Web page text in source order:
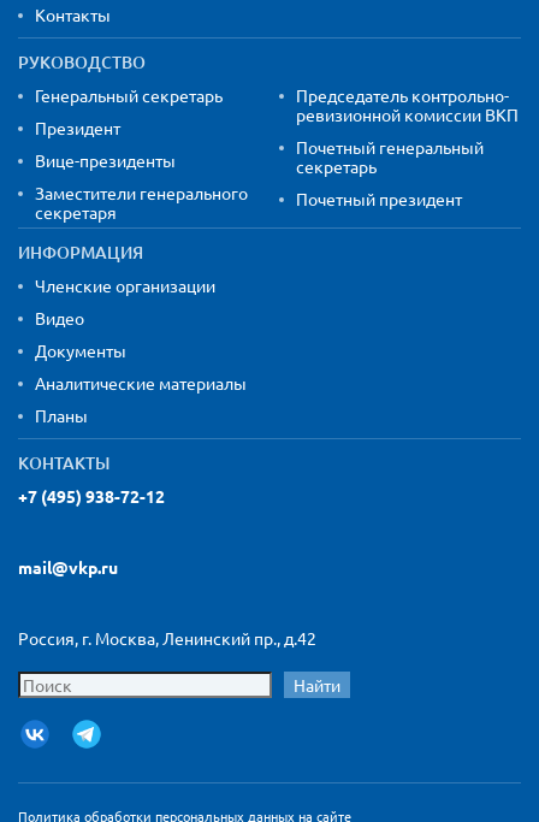
Контакты
РУКОВОДСТВО
Генеральный секретарь
Президент
Вице-президенты
Заместители генерального
секретаря
Председатель контрольно-
ревизионной комиссии ВКП
Почетный генеральный
секретарь
Почетный президент
ИНФОРМАЦИЯ
Членские организации
Видео
Документы
Аналитические материалы
Планы
КОНТАКТЫ
+7 (495) 938-72-12
mail@vkp.ru
Россия, г. Москва, Ленинский пр., д.42
Найти
Политика обработки персональных данных на сайте